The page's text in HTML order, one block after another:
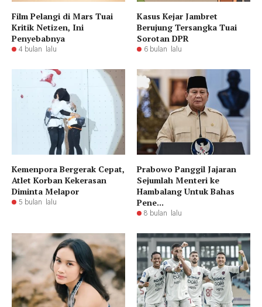
Film Pelangi di Mars Tuai
Kritik Netizen, Ini
Penyebabnya
4 bulan lalu
Kasus Kejar Jambret
Berujung Tersangka Tuai
Sorotan DPR
6 bulan lalu
Kemenpora Bergerak Cepat,
Atlet Korban Kekerasan
Diminta Melapor
5 bulan lalu
Prabowo Panggil Jajaran
Sejumlah Menteri ke
Hambalang Untuk Bahas
Pene...
8 bulan lalu